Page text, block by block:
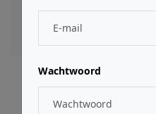
veeleisende live-
Wachtwoord